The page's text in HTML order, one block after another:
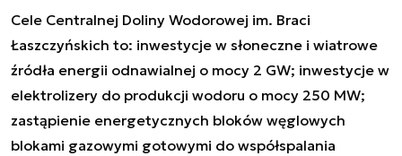
Cele Centralnej Doliny Wodorowej im. Braci
Łaszczyńskich to: inwestycje w słoneczne i wiatrowe
źródła energii odnawialnej o mocy 2 GW; inwestycje w
elektrolizery do produkcji wodoru o mocy 250 MW;
zastąpienie energetycznych bloków węglowych
blokami gazowymi gotowymi do współspalania